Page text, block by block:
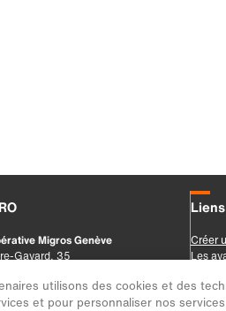
utilisons des cookies et des
et pour personnaliser nos